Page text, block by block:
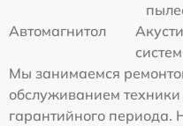
Автомагнитол
систем
Мы занимаемся
обслуживанием
гарантийного периода.